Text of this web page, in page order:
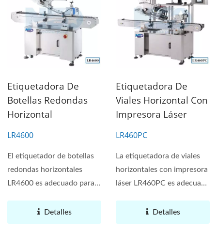
Etiquetadora De
Botellas Redondas
Horizontal
LR4600
El etiquetador de botellas
redondas horizontales
LR4600 es adecuado para
Detalles
Etiquetadora De
Viales Horizontal Con
Impresora Láser
LR460PC
La etiquetadora de viales
horizontales con impresora
láser LR460PC es adecuada
Detalles